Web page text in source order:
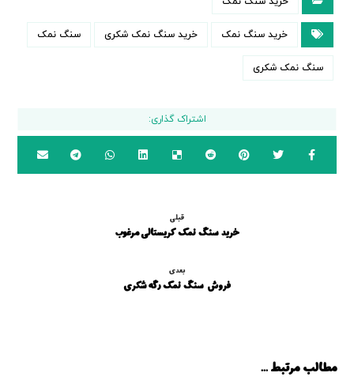
خرید سنگ نمک خرید سنگ نمک شکری سنگ نمک
سنگ نمک شکری
قبلی
خرید سنگ نمک کریستالی مرغوب
بعدی
فروش سنگ نمک رگه شکری
مطالب مرتبط ...